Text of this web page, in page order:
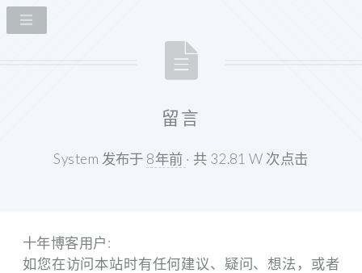
留言
System 发布于 8年前 · 共 32.81 W 次点击
十年博客用户:
如您在访问本站时有任何建议、疑问、想法，或者